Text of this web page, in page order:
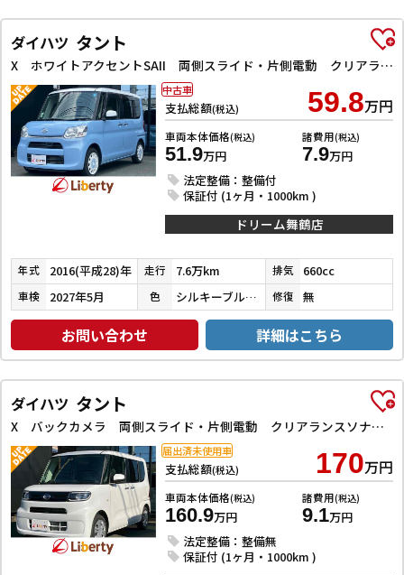
ダイハツ タント
X ホワイトアクセントSAII 両側スライド・片側電動 クリアランスソナー 衝突被害軽減システム オートライト スマートキー アイドリングストップ 電動格納ミラー ベンチシート CVT 盗難防止システム ABS ESC CD
支払総額(税込) 59.8万円
車両本体価格(税込)
51.9万円
諸費用(税込)
7.9万円
法定整備：整備付
保証付 (1ヶ月・1000km )
中古車
ドリーム舞鶴店
年式 2016(平成28)年 走行 7.6万km 排気 660cc
車検 2027年5月 色 シルキーブルーパール／ホワイト 修復 無
お問い合わせ 詳細はこちら
ダイハツ タント
X バックカメラ 両側スライド・片側電動 クリアランスソナー 衝突被害軽減システム LEDヘッドランプ スマートキー アイドリングストップ 電動格納ミラー シートヒーター ベンチシート CVT
支払総額(税込) 170万円
車両本体価格(税込)
160.9万円
諸費用(税込)
9.1万円
法定整備：整備無
保証付 (1ヶ月・1000km )
届出済未使用車